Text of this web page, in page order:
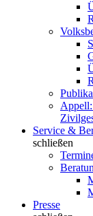
Service &
schließen
Presse